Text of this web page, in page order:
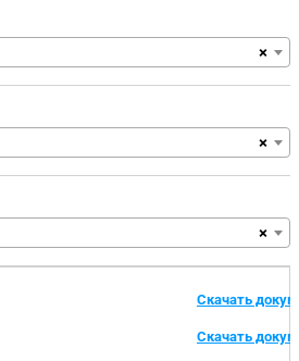
×
×
×
Скачать
Скачать